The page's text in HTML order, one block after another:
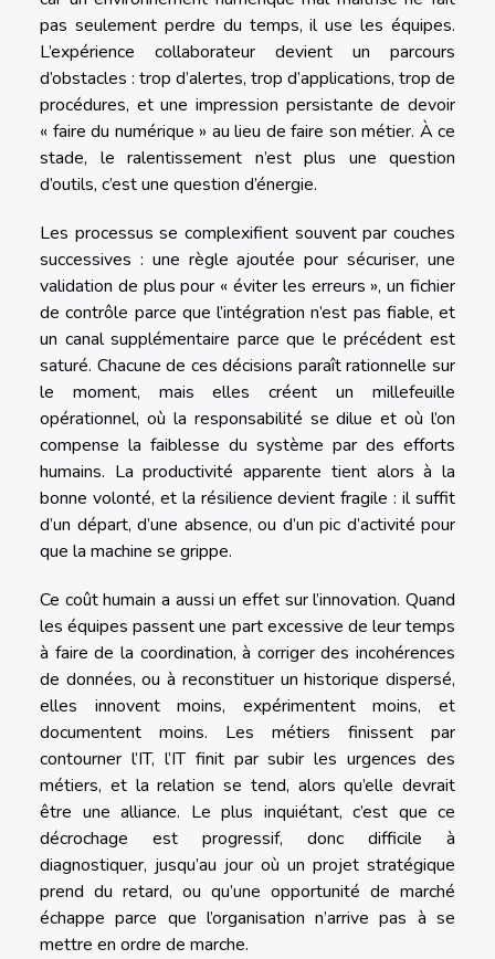
pas seulement perdre du temps, il use les équipes.
L’expérience collaborateur devient un parcours
d’obstacles : trop d’alertes, trop d’applications, trop de
procédures, et une impression persistante de devoir
« faire du numérique » au lieu de faire son métier. À ce
stade, le ralentissement n’est plus une question
d’outils, c’est une question d’énergie.
Les processus se complexifient souvent par couches
successives : une règle ajoutée pour sécuriser, une
validation de plus pour « éviter les erreurs », un fichier
de contrôle parce que l’intégration n’est pas fiable, et
un canal supplémentaire parce que le précédent est
saturé. Chacune de ces décisions paraît rationnelle sur
le moment, mais elles créent un millefeuille
opérationnel, où la responsabilité se dilue et où l’on
compense la faiblesse du système par des efforts
humains. La productivité apparente tient alors à la
bonne volonté, et la résilience devient fragile : il suffit
d’un départ, d’une absence, ou d’un pic d’activité pour
que la machine se grippe.
Ce coût humain a aussi un effet sur l’innovation. Quand
les équipes passent une part excessive de leur temps
à faire de la coordination, à corriger des incohérences
de données, ou à reconstituer un historique dispersé,
elles innovent moins, expérimentent moins, et
documentent moins. Les métiers finissent par
contourner l’IT, l’IT finit par subir les urgences des
métiers, et la relation se tend, alors qu’elle devrait
être une alliance. Le plus inquiétant, c’est que ce
décrochage est progressif, donc difficile à
diagnostiquer, jusqu’au jour où un projet stratégique
prend du retard, ou qu’une opportunité de marché
échappe parce que l’organisation n’arrive pas à se
mettre en ordre de marche.